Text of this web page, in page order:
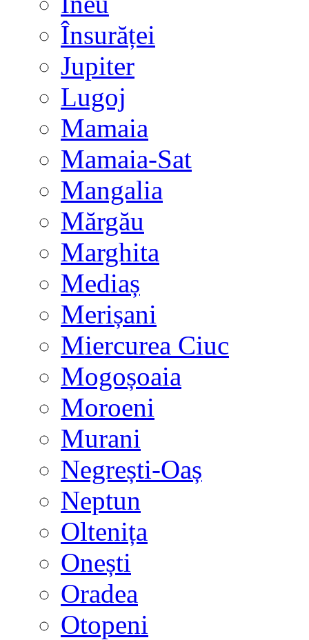
Însurăței
Jupiter
Lugoj
Mamaia
Mamaia-Sat
Mangalia
Mărgău
Marghita
Mediaș
Merișani
Miercurea Ciuc
Mogoșoaia
Moroeni
Murani
Negrești-Oaș
Neptun
Oltenița
Onești
Oradea
Otopeni